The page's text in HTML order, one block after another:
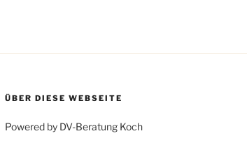
ÜBER DIESE WEBSEITE
Powered by DV-Beratung Koch